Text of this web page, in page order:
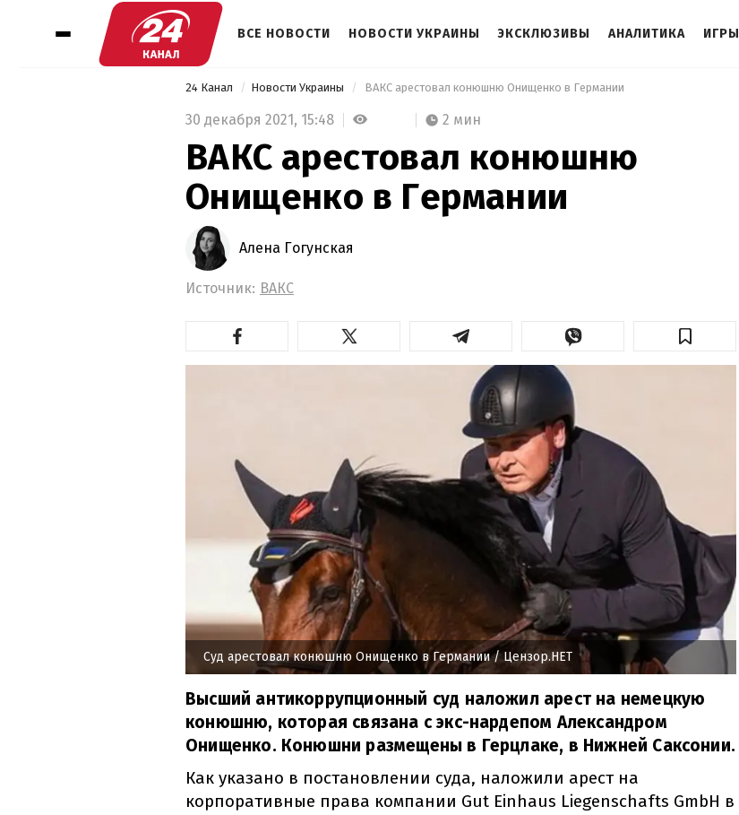
ВСЕ НОВОСТИ НОВОСТИ УКРАИНЫ ЭКСКЛЮЗИВЫ АНАЛИТИКА ИГРЫ
24 Канал Новости Украины ВАКС арестовал конюшню Онищенко в Германии
30 декабря 2021, 15:48 2 мин
ВАКС арестовал конюшню
Онищенко в Германии
Алена Гогунская
Источник: ВАКС
Суд арестовал конюшню Онищенко в Германии/ Цензор.НЕТ
Высший антикоррупционный суд наложил арест на немецкую
конюшню, которая связана с экс-нардепом Александром
Онищенко. Конюшни размещены в Герцлаке, в Нижней Саксонии.
Как указано в постановлении суда, наложили арест на
корпоративные права компании Gut Einhaus Liegenschafts GmbH в